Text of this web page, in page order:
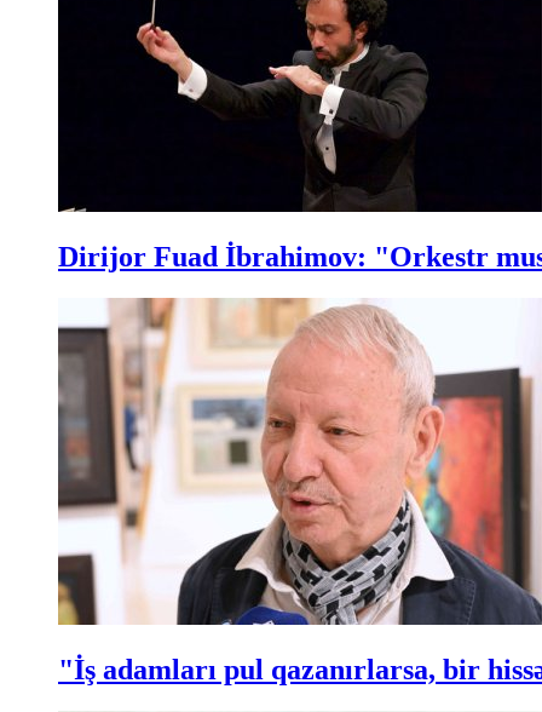
Dirijor Fuad İbrahimov: "Orkestr
"İş adamları pul qazanırlarsa, bir